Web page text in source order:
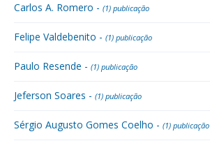
Carlos A. Romero - (1) publicação
Felipe Valdebenito - (1) publicação
Paulo Resende - (1) publicação
Jeferson Soares - (1) publicação
Sérgio Augusto Gomes Coelho - (1) publicação